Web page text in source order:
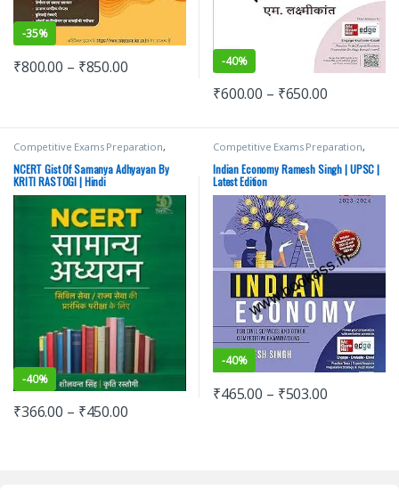
-35%
₹800.00 – ₹850.00 -40%
₹600.00 – ₹650.00
Competitive Exams Preparation,
Mains Miscellaneous
Prelims,SSC,State PSC,Top Picks
Top Picks By Aspirants,UPSC
NCERT Gist Of Samanya Adhyayan By
KRITI RASTOGI | Hindi
-40%
₹366.00 – ₹450.00
Competitive Exams Preparation,
Mains Miscellaneous
Prelims,SSC,State PSC,Top Picks,
Top Picks By Aspirants ,UPSC
Indian Economy Ramesh Singh | UPSC |
Latest Edition
-40%
₹465.00 – ₹503.00